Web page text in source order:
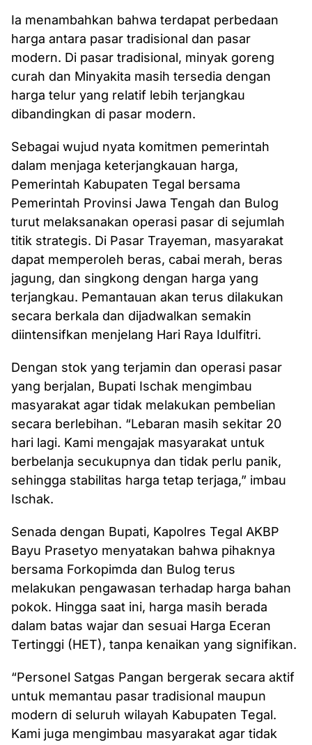
Ia menambahkan bahwa terdapat perbedaan
harga antara pasar tradisional dan pasar
modern. Di pasar tradisional, minyak goreng
curah dan Minyakita masih tersedia dengan
harga telur yang relatif lebih terjangkau
dibandingkan di pasar modern.
Sebagai wujud nyata komitmen pemerintah
dalam menjaga keterjangkauan harga,
Pemerintah Kabupaten Tegal bersama
Pemerintah Provinsi Jawa Tengah dan Bulog
turut melaksanakan operasi pasar di sejumlah
titik strategis. Di Pasar Trayeman, masyarakat
dapat memperoleh beras, cabai merah, beras
jagung, dan singkong dengan harga yang
terjangkau. Pemantauan akan terus dilakukan
secara berkala dan dijadwalkan semakin
diintensifkan menjelang Hari Raya Idulfitri.
Dengan stok yang terjamin dan operasi pasar
yang berjalan, Bupati Ischak mengimbau
masyarakat agar tidak melakukan pembelian
secara berlebihan. “Lebaran masih sekitar 20
hari lagi. Kami mengajak masyarakat untuk
berbelanja secukupnya dan tidak perlu panik,
sehingga stabilitas harga tetap terjaga,” imbau
Ischak.
Senada dengan Bupati, Kapolres Tegal AKBP
Bayu Prasetyo menyatakan bahwa pihaknya
bersama Forkopimda dan Bulog terus
melakukan pengawasan terhadap harga bahan
pokok. Hingga saat ini, harga masih berada
dalam batas wajar dan sesuai Harga Eceran
Tertinggi (HET), tanpa kenaikan yang signifikan.
“Personel Satgas Pangan bergerak secara aktif
untuk memantau pasar tradisional maupun
modern di seluruh wilayah Kabupaten Tegal.
Kami juga mengimbau masyarakat agar tidak